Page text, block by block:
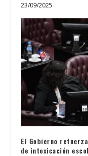
23/09/2025
El Gobierno
de intoxicación